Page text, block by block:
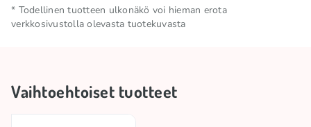
Nettomäärä 0.102 KG
Tuotemerkki M&M'S
* Todellinen tuotteen ulkonäkö voi hieman erota
verkkosivustolla olevasta tuotekuvasta
Vaihtoehtoiset tuotteet